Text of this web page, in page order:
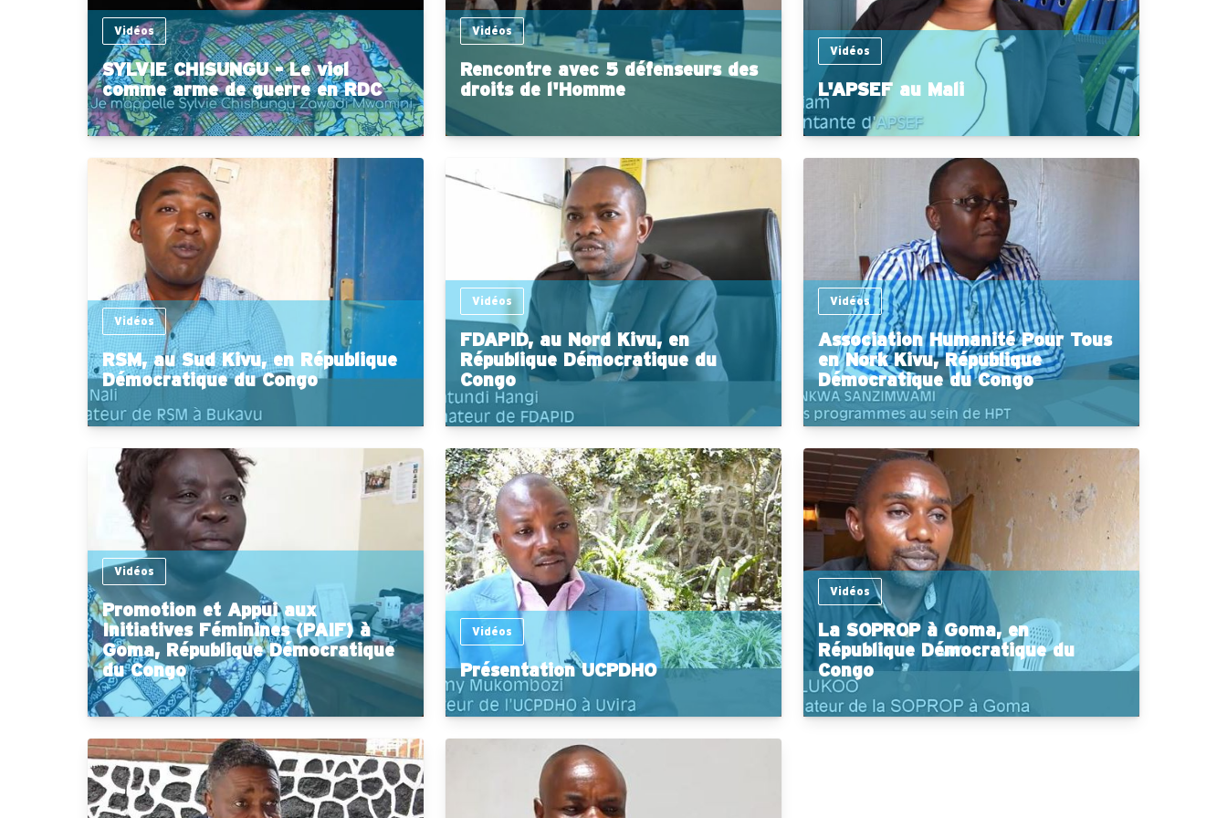
Vidéos
SYLVIE CHISUNGU - Le viol
comme arme de guerre en RDC
Vidéos
Rencontre avec 5 défenseurs des
droits de l'Homme
Vidéos
L'APSEF au Mali
Vidéos
RSM, au Sud Kivu, en République
Démocratique du Congo
Vidéos
FDAPID, au Nord Kivu, en
République Démocratique du
Congo
Vidéos
Association Humanité Pour Tous
en Nork Kivu, République
Démocratique du Congo
Vidéos
Promotion et Appui aux
Initiatives Féminines (PAIF) à
Goma, République Démocratique
du Congo
Vidéos
Présentation UCPDHO
Vidéos
La SOPROP à Goma, en
République Démocratique du
Congo